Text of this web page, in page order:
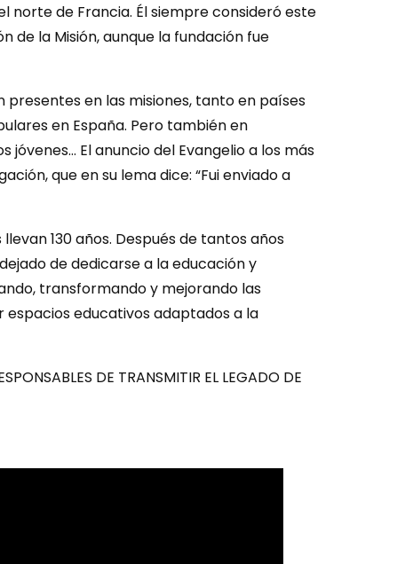
norte de Francia. Él siempre consideró este
de la Misión, aunque la fundación fue
presentes en las misiones, tanto en países
en España. Pero también en
jóvenes… El anuncio del Evangelio a los más
que en su lema dice: “Fui enviado a
130 años. Después de tantos años
de dedicarse a la educación y
transformando y mejorando las
educativos adaptados a la
DE TRANSMITIR EL LEGADO DE